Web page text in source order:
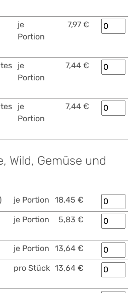
je
Portion
7,97 €
je
Portion
7,44 €
je
Portion
7,44 €
Wild, Gemüse und
je Portion 18,45 €
je Portion 5,83 €
je Portion 13,64 €
pro Stück 13,64 €